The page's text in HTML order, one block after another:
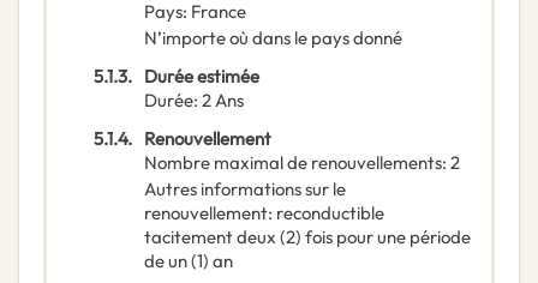
Pays: France
N’importe où dans le pays donné
5.1.3. Durée estimée
Durée: 2Ans
5.1.4. Renouvellement
Nombre maximal de renouvellements: 2
Autres informations sur le
renouvellement: reconductible
tacitement deux (2) fois pour une période
de un (1) an